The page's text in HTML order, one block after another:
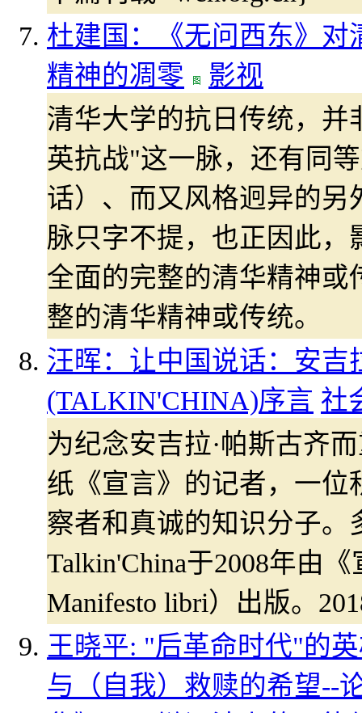
杜建国：《无问西东》对
精神的凋零
影视
清华大学的抗日传统，
英抗战"这一脉，还有同
话）、而又风格迥异的
脉只字不提，也正因此
全面的完整的清华精神
整的清华精神或传统。
汪晖：让中国说话：安吉
(TALKIN'CHINA)序言 社
为纪念安吉拉·帕斯古齐
纸《宣言》的记者，一
察者和真诚的知识分子
Talkin'China于2008年由
Manifesto libri）出版。
王晓平: "后革命时代"的
与（自我）救赎的希望--